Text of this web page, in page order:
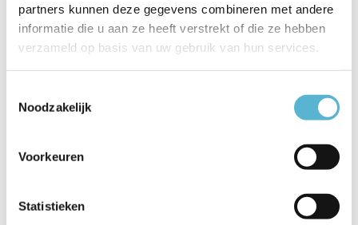
partners kunnen deze gegevens combineren met andere
informatie die u aan ze heeft verstrekt of die ze hebben
verzameld op basis van uw gebruik van hun services.
Noodzakelijk
Voorkeuren
Statistieken
5411212251237
Leverancier Lucide
Vergelijk
Reviews